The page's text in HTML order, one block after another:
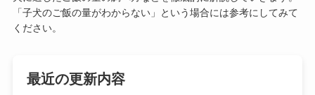
「子犬のご飯の量がわからない」という場合には参考にしてみて
ください。
最近の更新内容